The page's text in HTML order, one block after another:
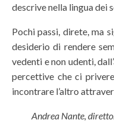
descrive nella lingua dei
Pochi passi, direte, ma
desiderio di rendere
vedenti e non udenti,
percettive che ci
incontrare l’altro
Andrea Nante,